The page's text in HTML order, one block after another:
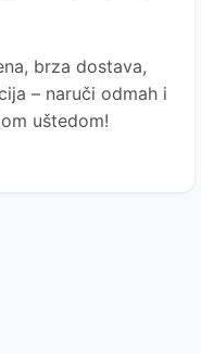
brza dostava,
– naruči odmah i
uštedom!